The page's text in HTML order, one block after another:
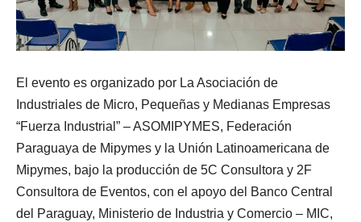
El evento es organizado por La Asociación de
Industriales de Micro, Pequeñas y Medianas Empresas
“Fuerza Industrial” – ASOMIPYMES, Federación
Paraguaya de Mipymes y la Unión Latinoamericana de
Mipymes, bajo la producción de 5C Consultora y 2F
Consultora de Eventos, con el apoyo del Banco Central
del Paraguay, Ministerio de Industria y Comercio – MIC,